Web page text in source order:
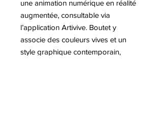
une animation numérique en réalité
augmentée, consultable via
l’application Artivive. Boutet y
associe des couleurs vives et un
style graphique contemporain,